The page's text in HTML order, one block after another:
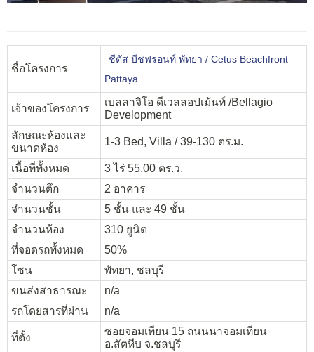
ชื่อโครงการ
ซีตัส บีชฟรอนท์ พัทยา / Cetus Beachfront
Pattaya
เจ้าของโครงการ
เบลลาจิโอ ดีเวลลอปเม้นท์ /Bellagio
Development
ลักษณะห้องและ
ขนาดห้อง
1-3 Bed, Villa / 39-130 ตร.ม.
เนื้อที่ทั้งหมด
3 ไร่ 55.00 ตร.ว.
จำนวนตึก
2 อาคาร
จำนวนชั้น
5 ชั้น และ 49 ชั้น
จำนวนห้อง
310 ยูนิต
ที่จอดรถทั้งหมด
50%
โซน
พัทยา, ชลบุรี
ขนส่งสาธารณะ
n/a
รถโดยสารที่ผ่าน
n/a
ที่ตั้ง
ซอยจอมเทียน 15 ถนนนาจอมเทียน
อ.สัตหีบ จ.ชลบุรี